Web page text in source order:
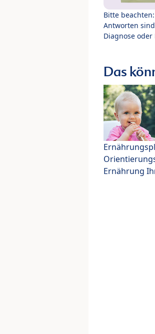
Bitte
Antworten
Diagnose
Das
Ernährung